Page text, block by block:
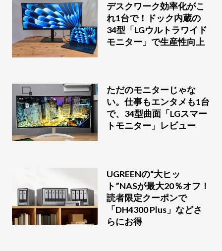
デスクワーク効率化がこ
れ1台で！ドック内蔵の
34型「LGウルトラワイド
モニター」で生産性向上
ただのモニターじゃな
い。仕事もエンタメも1台
で、34型曲面「LGスマー
トモニター」レビュー
UGREENの“大ヒッ
ト”NASが最大20％オフ！
読者限定クーポンで
「DH4300 Plus」などさ
らにお得